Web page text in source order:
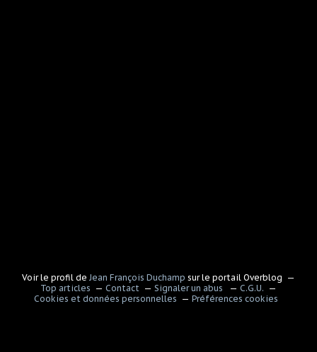
Voir le profil de Jean François Duchamp sur le portail Overblog
Top articles
Contact Signaler un abus
C.G.U.
Cookies et données personnelles
Préférences cookies